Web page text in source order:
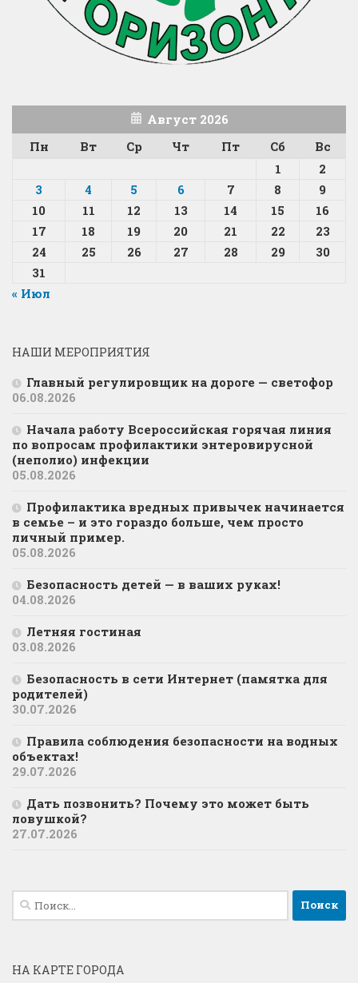
Август 2026
Пн
Вт Ср Чт Пт Сб
Вс
1
2
3
4 5 6 7 8
9
10
11 12 13 14 15
16
17
18 19 20 21 22
23
24
25 26 27 28 29
30
31
« Июл
НАШИ МЕРОПРИЯТИЯ
Главный регулировщик на дороге — светофор
06.08.2026
Начала работу Всероссийская горячая линия
по вопросам профилактики энтеровирусной
(неполио) инфекции
05.08.2026
Профилактика вредных привычек начинается
в семье – и это гораздо больше, чем просто
личный пример.
05.08.2026
Безопасность детей — в ваших руках!
04.08.2026
Летняя гостиная
03.08.2026
Безопасность в сети Интернет (памятка для
родителей)
30.07.2026
Правила соблюдения безопасности на водных
объектах!
29.07.2026
Дать позвонить? Почему это может быть
ловушкой?
27.07.2026
Найти:
НА КАРТЕ ГОРОДА